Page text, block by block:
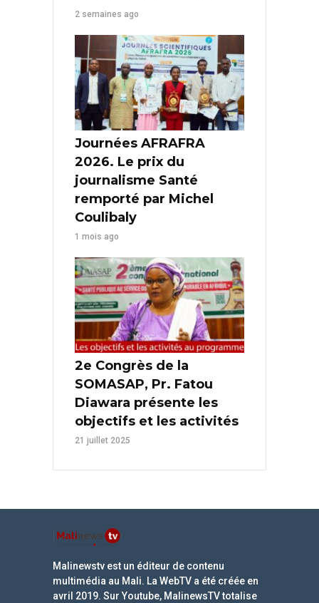
2 semaines ago
Journées AFRAFRA
2026. Le prix du
journalisme Santé
remporté par Michel
Coulibaly
1 mois ago
2e Congrès de la
SOMASAP, Pr. Fatou
Diawara présente les
objectifs et les activités
21 juillet 2025
Malinewstv est un éditeur de contenu
multimédia au Mali. La WebTV a été créée en
avril 2019. Sur Youtube, MalinewsTV totalise